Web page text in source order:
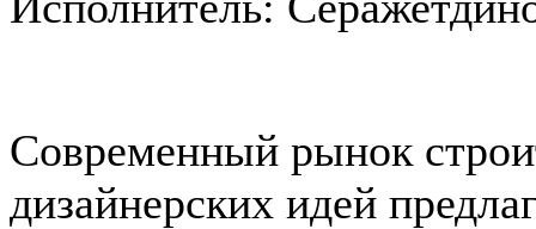
Современный рынок
дизайнерских идей